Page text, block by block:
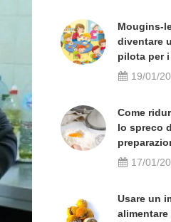
Mougins-
diventare
pilota per
19/01/
Come
lo spreco
17/01/
Usare un
alimentare